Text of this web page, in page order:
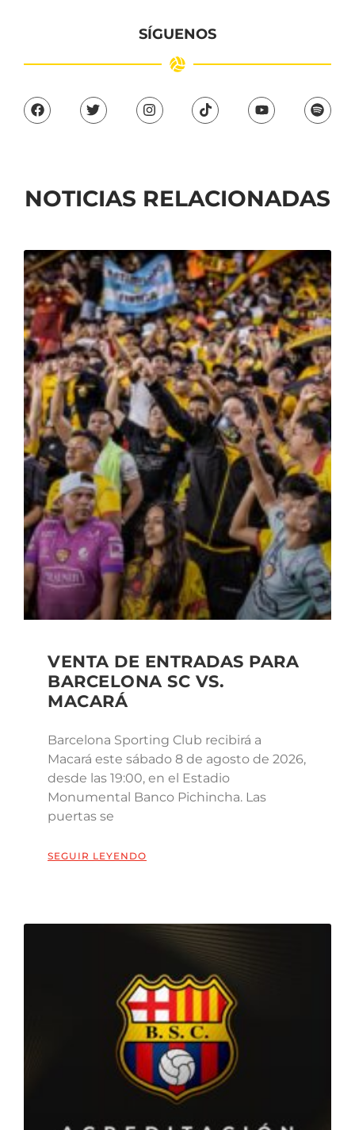
SÍGUENOS
NOTICIAS RELACIONADAS
VENTA DE ENTRADAS PARA
BARCELONA SC VS.
MACARÁ
Barcelona Sporting Club recibirá a
Macará este sábado 8 de agosto de 2026,
desde las 19:00, en el Estadio
Monumental Banco Pichincha. Las
puertas se
SEGUIR LEYENDO